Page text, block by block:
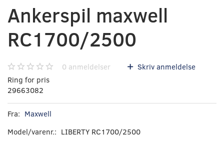
Ankerspil maxwell
RC1700/2500
0 anmeldelser
Skriv anmeldelse
Ring for pris
29663082
Fra: Maxwell
Model/varenr.: LIBERTY RC1700/2500